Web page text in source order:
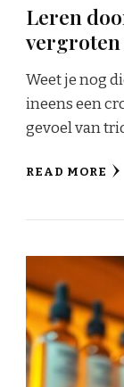
Leren
Weet je nog
ineens een
gevoel van
READ MORE